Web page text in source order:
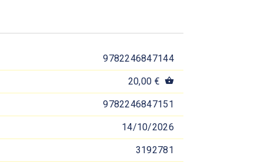
9782246847144
20,00 € shopping_basket
9782246847151
14/10/2026
3192781